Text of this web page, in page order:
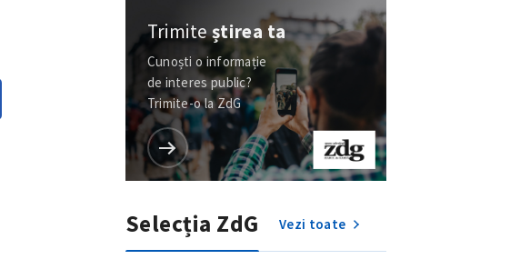
Trimiteștirea ta
Cunoști o informație
de interes public?
Trimite-o la ZdG
Selecția ZdG Vezi toate